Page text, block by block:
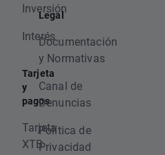
Inversión
Interés
Tarjeta
y
pagos
Tarjeta
XTB
Legal
Documentación
y Normativas
Canal de
Denuncias
Política de
Privacidad